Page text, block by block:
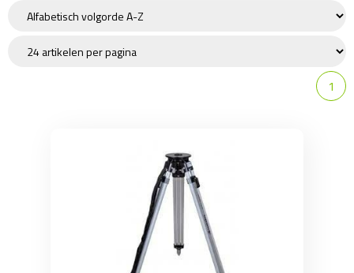
Bestratingsgereedschap
Kruiwagen en palletwagen
1